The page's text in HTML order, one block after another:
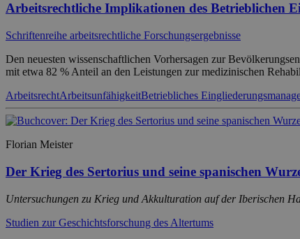
Arbeitsrechtliche Implikationen des Betrieblichen
Schriftenreihe arbeitsrechtliche Forschungsergebnisse
Den neuesten wissenschaftlichen Vorhersagen zur
mit etwa 82 % Anteil an den Leistungen zur medizinischen
ArbeitsrechtArbeitsunfähigkeitBetriebliches
Florian Meister
Der Krieg des Sertorius und seine spanischen
Untersuchungen zu Krieg und Akkulturation auf der Iberischen
Studien zur Geschichtsforschung des Altertums